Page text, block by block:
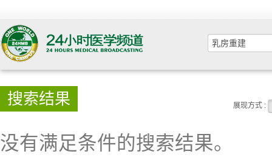
搜索结果 展现方式 :
没有满足条件的搜索结果。